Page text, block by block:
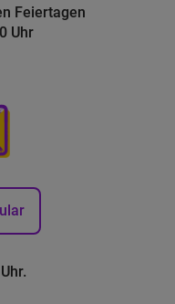
Feiertagen
Uhr